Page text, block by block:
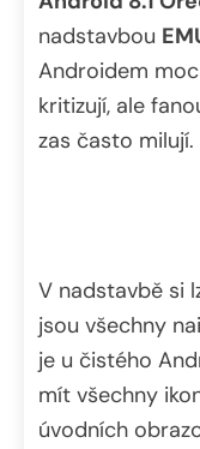
nadstavbou
Androidem
kritizují, ale
zas často milují.
V nadstavbě si
jsou všechny
je u čistého
mít všechny
úvodních